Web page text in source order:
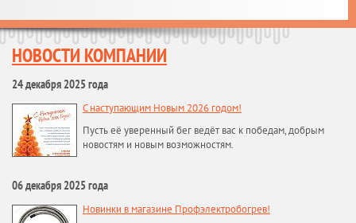
НОВОСТИ КОМПАНИИ
24 декабря 2025 года
С наступающим Новым 2026 годом!
Пусть её уверенный бег ведёт вас к победам, добрым
новостям и новым возможностям.
06 декабря 2025 года
Новинки в магазине Профэлектробогрев!